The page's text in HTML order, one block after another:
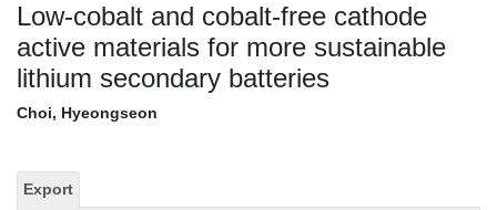
Low-cobalt and cobalt-free cathode
active materials for more sustainable
lithium secondary batteries
Choi, Hyeongseon
Export